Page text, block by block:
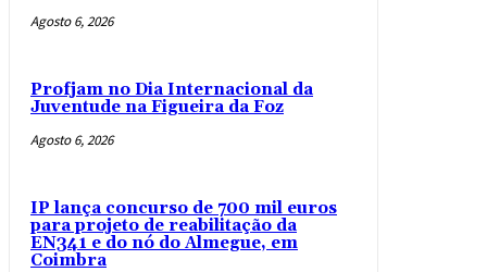
Agosto 6, 2026
Profjam no Dia Internacional da
Juventude na Figueira da Foz
Agosto 6, 2026
IP lança concurso de 700 mil euros
para projeto de reabilitação da
EN341 e do nó do Almegue, em
Coimbra